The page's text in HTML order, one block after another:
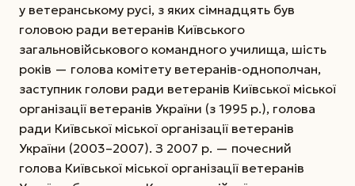
у ветеранському русі, з яких сімнадцять був
головою ради ветеранів Київського
загальновійськового командного училища, шість
років — голова комітету ветеранів-однополчан,
заступник голови ради ветеранів Київської міської
організації ветеранів України (з 1995 р.), голова
ради Київської міської організації ветеранів
України (2003–2007). З 2007 р. — почесний
голова Київської міської організації ветеранів